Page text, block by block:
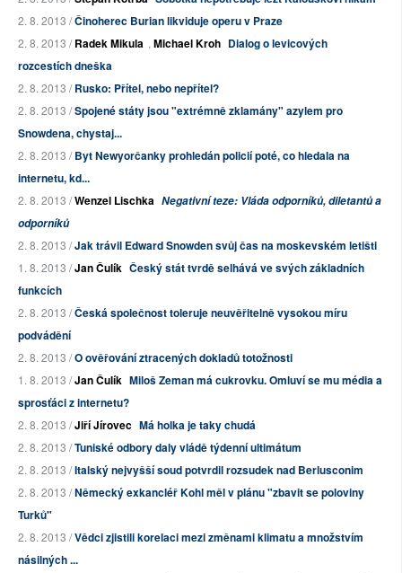
2. 8. 2013 /Činoherec Burian likviduje operu v Praze
2. 8. 2013 /Radek Mikula , Michael Kroh Dialog o levicových
rozcestích dneška
2. 8. 2013 /Rusko: Přítel, nebo nepřítel?
2. 8. 2013 /Spojené státy jsou "extrémně zklamány" azylem pro
Snowdena, chystaj...
2. 8. 2013 /Byt Newyorčanky prohledán policií poté, co hledala na
internetu, kd...
2. 8. 2013 /Wenzel Lischka Negativní teze: Vláda odporníků, diletantů a
odporníků
2. 8. 2013 /Jak trávil Edward Snowden svůj čas na moskevském letišti
1. 8. 2013 /Jan Čulík Český stát tvrdě selhává ve svých základních
funkcích
2. 8. 2013 /Česká společnost toleruje neuvěřitelně vysokou míru
podvádění
2. 8. 2013 /O ověřování ztracených dokladů totožnosti
1. 8. 2013 /Jan Čulík Miloš Zeman má cukrovku. Omluví se mu média a
sprosťáci z internetu?
2. 8. 2013 /Jiří Jírovec Má holka je taky chudá
2. 8. 2013 /Tuniské odbory daly vládě týdenní ultimátum
2. 8. 2013 /Italský nejvyšší soud potvrdil rozsudek nad Berlusconim
2. 8. 2013 /Německý exkancléř Kohl měl v plánu "zbavit se poloviny
Turků"
2. 8. 2013 /Vědci zjistili korelaci mezi změnami klimatu a množstvím
násilných ...